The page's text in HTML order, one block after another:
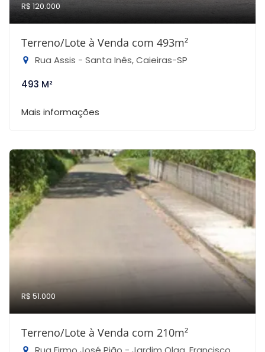
R$ 120.000
Terreno/Lote à Venda com 493m²
Rua Assis - Santa Inês, Caieiras-SP
493 M²
Mais informações
R$ 51.000
Terreno/Lote à Venda com 210m²